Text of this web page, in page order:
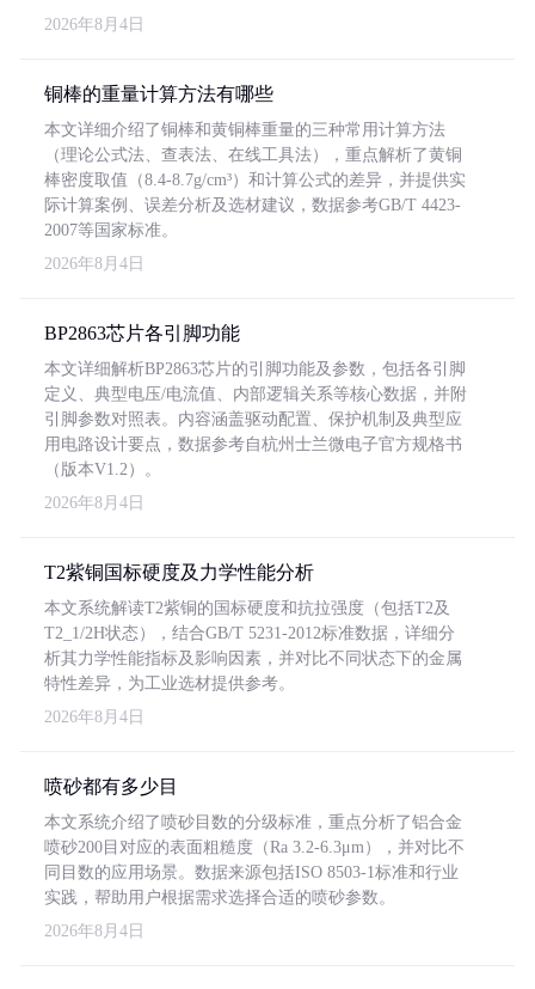
2026年8月4日
铜棒的重量计算方法有哪些
本文详细介绍了铜棒和黄铜棒重量的三种常用计算方法
（理论公式法、查表法、在线工具法），重点解析了黄铜
棒密度取值（8.4-8.7g/cm³）和计算公式的差异，并提供实
际计算案例、误差分析及选材建议，数据参考GB/T 4423-
2007等国家标准。
2026年8月4日
BP2863芯片各引脚功能
本文详细解析BP2863芯片的引脚功能及参数，包括各引脚
定义、典型电压/电流值、内部逻辑关系等核心数据，并附
引脚参数对照表。内容涵盖驱动配置、保护机制及典型应
用电路设计要点，数据参考自杭州士兰微电子官方规格书
（版本V1.2）。
2026年8月4日
T2紫铜国标硬度及力学性能分析
本文系统解读T2紫铜的国标硬度和抗拉强度（包括T2及
T2_1/2H状态），结合GB/T 5231-2012标准数据，详细分
析其力学性能指标及影响因素，并对比不同状态下的金属
特性差异，为工业选材提供参考。
2026年8月4日
喷砂都有多少目
本文系统介绍了喷砂目数的分级标准，重点分析了铝合金
喷砂200目对应的表面粗糙度（Ra 3.2-6.3μm），并对比不
同目数的应用场景。数据来源包括ISO 8503-1标准和行业
实践，帮助用户根据需求选择合适的喷砂参数。
2026年8月4日